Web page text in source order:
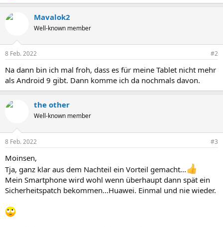
Mavalok2
Well-known member
8 Feb. 2022 #2
Na dann bin ich mal froh, dass es für meine Tablet nicht mehr
als Android 9 gibt. Dann komme ich da nochmals davon.
the other
Well-known member
8 Feb. 2022 #3
Moinsen,
Tja, ganz klar aus dem Nachteil ein Vorteil gemacht...
Mein Smartphone wird wohl wenn überhaupt dann spät ein
Sicherheitspatch bekommen...Huawei. Einmal und nie wieder.